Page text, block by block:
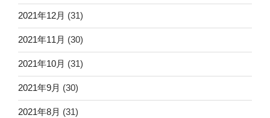
2021年12月 (31)
2021年11月 (30)
2021年10月 (31)
2021年9月 (30)
2021年8月 (31)